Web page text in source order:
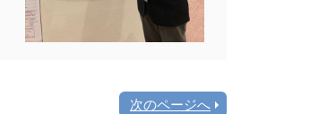
次のページへ